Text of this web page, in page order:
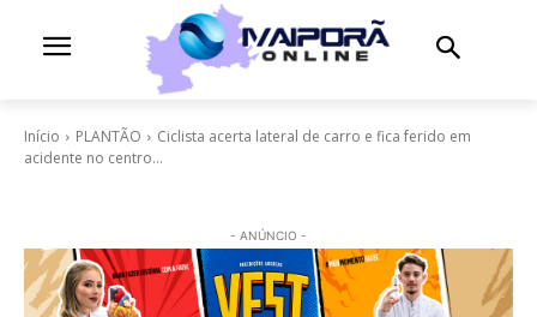
Início PLANTÃO
Ciclista acerta lateral de carro e fica ferido em
acidente no centro...
- ANÚNCIO -